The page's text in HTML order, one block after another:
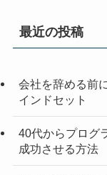
最近の投稿
会社を辞める前
インドセット
40代からプログ
成功させる方法